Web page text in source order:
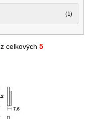
(1)
z celkových 5